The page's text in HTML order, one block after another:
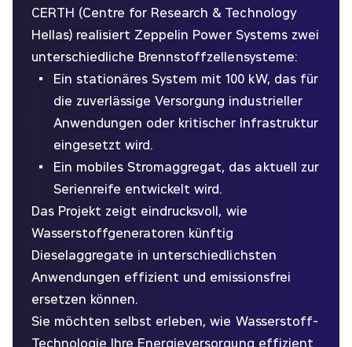
CERTH (Centre for Research & Technology
Hellas) realisiert Zeppelin Power Systems zwei
unterschiedliche Brennstoffzellensysteme:
Ein stationäres System mit 100 kW, das für
die zuverlässige Versorgung industrieller
Anwendungen oder kritischer Infrastruktur
eingesetzt wird.
Ein mobiles Stromaggregat, das aktuell zur
Serienreife entwickelt wird.
Das Projekt zeigt eindrucksvoll, wie
Wasserstoffgeneratoren künftig
Dieselaggregate in unterschiedlichsten
Anwendungen effizient und emissionsfrei
ersetzen können.
Sie möchten selbst erleben, wie Wasserstoff-
Technologie Ihre Energieversorgung effizient